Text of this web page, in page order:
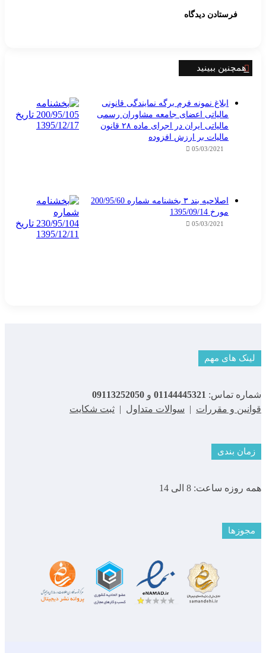
همچنین ببینید
بستن
ابلاغ نمونه فرم برگه نمایندگی قانونی
مالیاتی اعضای جامعه مشاوران رسمی
مالیاتی ایران در اجرای ماده ۲۸ قانون
مالیات بر ارزش افزوده
05/03/2021
اصلاحیه بند ۳ بخشنامه شماره 200/95/60
مورخ 1395/09/14
05/03/2021
لینک های مهم
شماره تماس: 01144445321 و 09113252050
قوانین و مقررات| سوالات متداول | ثبت شکایت
زمان بندی
همه روزه ساعت: 8 الی 14
مجوزها